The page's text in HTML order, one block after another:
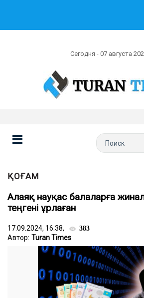
Сегодня - 07 августа
ҚОҒАМ
Алаяқ науқас балаларға
теңгені ұрлаған
17.09.2024, 16:38, 383
Автор: Turan Times